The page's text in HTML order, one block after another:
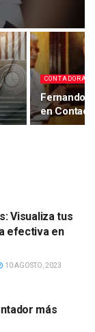
CONTADORAS
Fernando
en
Visualiza tus
efectiva en
10 AGOSTO, 2023
más